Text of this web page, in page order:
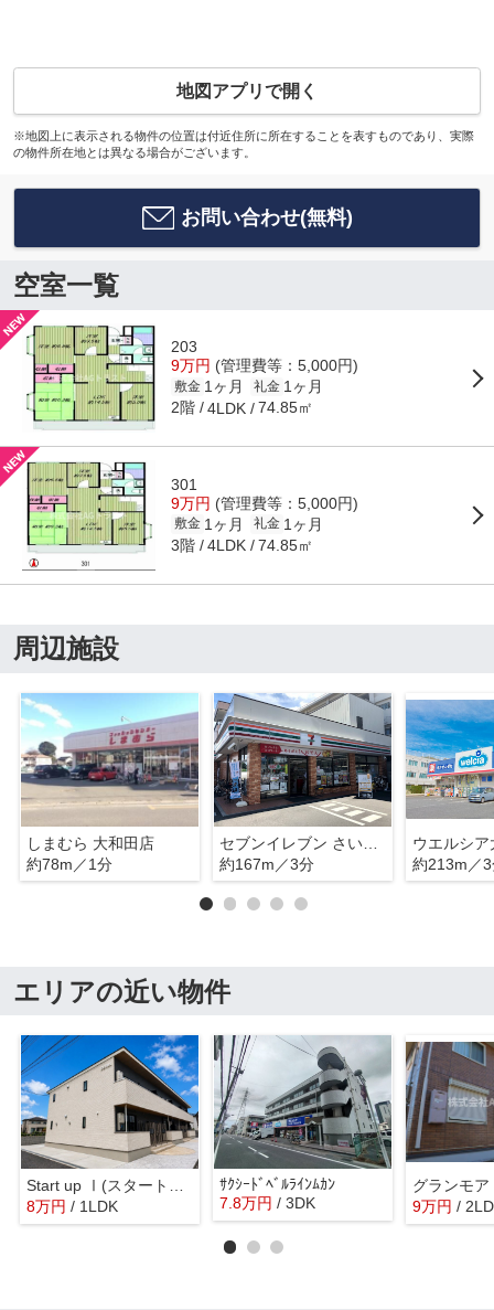
地図アプリで開く
※地図上に表示される物件の位置は付近住所に所在することを表すものであり、実際
の物件所在地とは異なる場合がございます。
お問い合わせ(無料)
空室一覧
203
9万円 (管理費等：5,000円)
敷金 1ヶ月 礼金 1ヶ月
2階 4LDK 74.85㎡
301
9万円 (管理費等：5,000円)
敷金 1ヶ月 礼金 1ヶ月
3階 4LDK 74.85㎡
周辺施設
しまむら 大和田店
約78m／1分
セブンイレブン さいたま大和田2丁目店
約167m／3分
ウエルシ
約213m／
エリアの近い物件
8万円 / 1LDK
ｻｸｼｰﾄﾞﾍﾞﾙﾗｲﾝﾑｶﾝ
7.8万円 / 3DK
グランモ
9万円 /